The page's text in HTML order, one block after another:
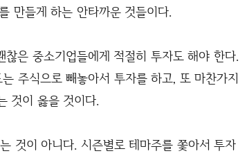
만들게 하는 안타까운 것들이다.
은 중소기업들에게 적절히 투자도 해야 한다.
주식으로 빼놓아서 투자를 하고, 또 마찬가지
것이 옳을 것이다.
것이 아니다. 시즌별로 테마주를 쫓아서 투자